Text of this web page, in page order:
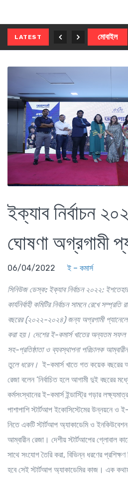
LATEST মোবাইল
ইক্যাব নির্বাচন
ঘোষণা অগ্রগামী
06/04/2022 ই – কমার্স
সিনিউজ ডেস্ক:ইক্যাব নির্বাচন ২০২২:
কার্যনির্বাহী কমিটির নির্বাচন সামনে রেখেসম্প্রতি
বছরের (২০২২-২০২৪) জন্য অগ্রগামী প্যানেলের
করা হয়। দেশের ই-কমার্স খাতের অন্যতম সফল
সহ-প্রতিষ্ঠাতা ও ব্যবস্থাপনা পরিচালক
তুলে ধরেন। ই-কমার্স খাতে গত কয়েক বছরের
রেজা বলেন ‘নির্বাচিত হলে আগামী দুই বছরের
কর্মসংস্থানের ই-কমার্স ইন্ডাস্ট্রি গড়ার
পাশাপাশি স্টার্টআপ ইকোসিস্টেমের উন্নয়নে ও
নিতে একটি স্টার্টআপ অ্যাকাডেমি ও ইনকিউবেশন
আম্বারীন রেজা। দেশীয় স্টার্টআপের গ্লোবাল
সাথে সংযোগ তৈরি করা, বিভিন্ন ধরণের
হবে সেই স্টার্টআপ অ্যাকাডেমির কাজ। এক